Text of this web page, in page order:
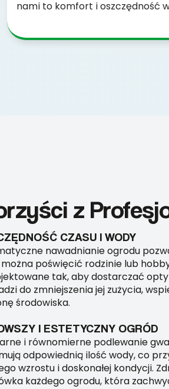
nami to komfort i oszczędność
z
CZASU I WODY
nawadnianie ogrodu
poświęcić rodzinie lub
tak, aby dostarczać
do zmniejszenia jej zużycia,
środowiska.
I ESTETYCZNY OGRÓD
i równomierne podlewanie
odpowiednią ilość wody, co
wzrostu i doskonałej kondycji.
każdego ogrodu, która